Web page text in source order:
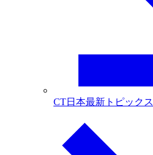
CT日本最新トピックス